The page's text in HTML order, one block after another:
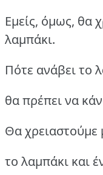
Εμείς, όμως, θα
λαμπάκι.
Πότε ανάβει το
θα πρέπει να
Θα χρειαστούμε
το λαμπάκι και